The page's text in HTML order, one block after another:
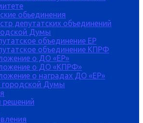
обьединения
депутатских объединений
Думы
объединение ЕР
объединение КПРФ
о ДО «ЕР»
о ДО «КПРФ»
о наградах ДО «ЕР»
городской Думы
решений